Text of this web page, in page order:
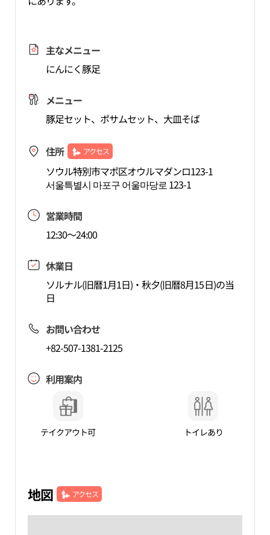
主なメニュー
にんにく豚足
メニュー
豚足セット、ポサムセット、大皿そば
住所 アクセス
ソウル特別市マポ区オウルマダンロ123-1
서울특별시 마포구 어울마당로 123-1
営業時間
12:30～24:00
休業日
ソルナル(旧暦1月1日)・秋夕(旧暦8月15日)の当
日
お問い合わせ
+82-507-1381-2125
利用案内
テイクアウト可 トイレあり
地図 アクセス